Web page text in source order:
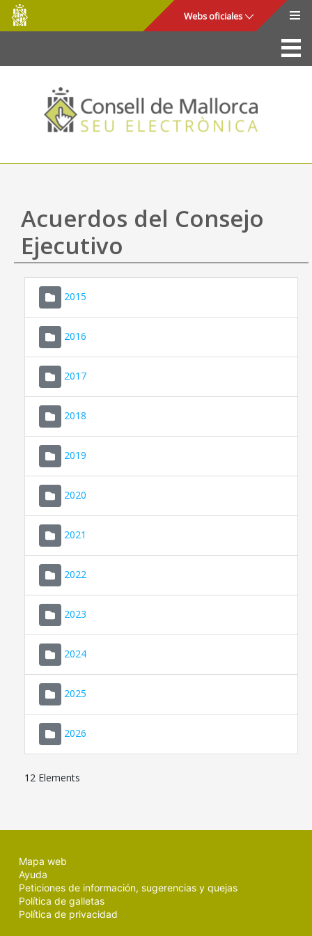
Saltar al contenido principal
Consell
de
Mallorca
Webs oficiales
La Sede
Consejo de Mallorca
Acceso y seguridad
Utilidades
Mapa web
Ayuda
Acuerdos del Consejo
Ejecutivo
2015
2016
2017
2018
2019
2020
2021
2022
2023
2024
2025
2026
12 Elements
Mapa web
Ayuda
Peticiones de información, sugerencias y quejas
Política de galletas
Política de privacidad